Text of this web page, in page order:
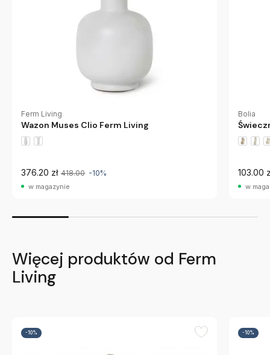
Ferm Living
Wazon Muses Clio Ferm Living
376.20 zł 418.00 -10%
w magazynie
Bolia
103.00
w
Więcej produktów od Ferm
Living
-10% -10%